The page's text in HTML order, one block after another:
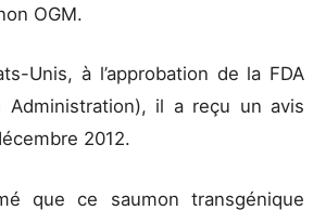
OGM.
Unis, à l’approbation de la FDA
Administration), il a reçu un avis
2012.
que ce saumon transgénique